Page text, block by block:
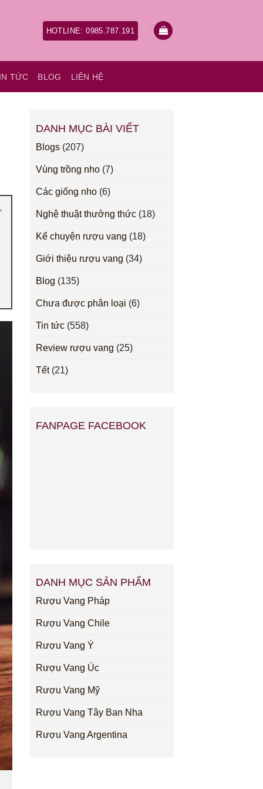
HOTLINE: 0985.787.191
TỨC BLOG LIÊN HỆ
DANH MỤC BÀI VIẾT
Blogs (207)
Vùng trồng nho (7)
Các giống nho (6)
Nghệ thuật thưởng thức (18)
Kể chuyện rượu vang (18)
Giới thiệu rượu vang (34)
Blog (135)
Chưa được phân loại (6)
Tin tức (558)
Review rượu vang (25)
Tết(21)
FANPAGE FACEBOOK
DANH MỤC SẢN PHẨM
Rượu Vang Pháp
Rượu Vang Chile
Rượu Vang Ý
Rượu Vang Úc
Rượu Vang Mỹ
Rượu Vang Tây Ban Nha
Rượu Vang Argentina